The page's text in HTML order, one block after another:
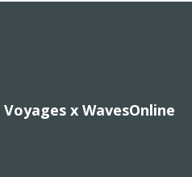
x WavesOnline